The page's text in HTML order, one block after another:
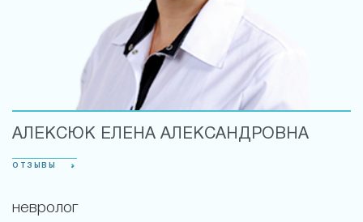
АЛЕКСЮК ЕЛЕНА АЛЕКСАНДРОВНА
ОТЗЫВЫ
невролог